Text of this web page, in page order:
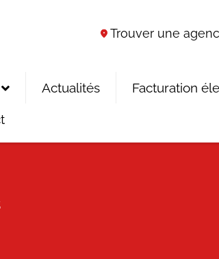
Trouver une
Actualités Facturation